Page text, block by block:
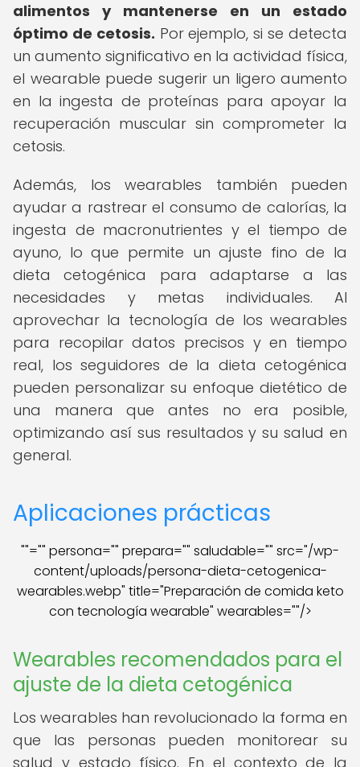
alimentos y mantenerse en un estado
óptimo de cetosis. Por ejemplo, si se detecta
un aumento significativo en la actividad física,
el wearable puede sugerir un ligero aumento
en la ingesta de proteínas para apoyar la
recuperación muscular sin comprometer la
cetosis.
Además, los wearables también pueden
ayudar a rastrear el consumo de calorías, la
ingesta de macronutrientes y el tiempo de
ayuno, lo que permite un ajuste fino de la
dieta cetogénica para adaptarse a las
necesidades y metas individuales. Al
aprovechar la tecnología de los wearables
para recopilar datos precisos y en tiempo
real, los seguidores de la dieta cetogénica
pueden personalizar su enfoque dietético de
una manera que antes no era posible,
optimizando así sus resultados y su salud en
general.
Aplicaciones prácticas
""="" persona="" prepara="" saludable="" src="/wp-
content/uploads/persona-dieta-cetogenica-
wearables.webp" title="Preparación de comida keto
con tecnología wearable" wearables=""/>
Wearables recomendados para el
ajuste de la dieta cetogénica
Los wearables han revolucionado la forma en
que las personas pueden monitorear su
salud y estado físico. En el contexto de la